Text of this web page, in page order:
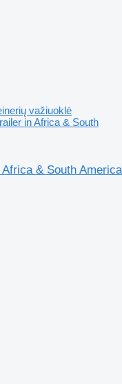
važiuoklė
in Africa & South
& South America